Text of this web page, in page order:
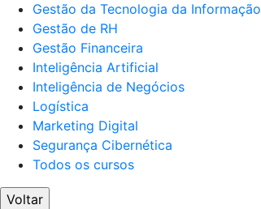
Gestão da Tecnologia da Informação
Gestão de RH
Gestão Financeira
Inteligência Artificial
Inteligência de Negócios
Logística
Marketing Digital
Segurança Cibernética
Todos os cursos
Voltar